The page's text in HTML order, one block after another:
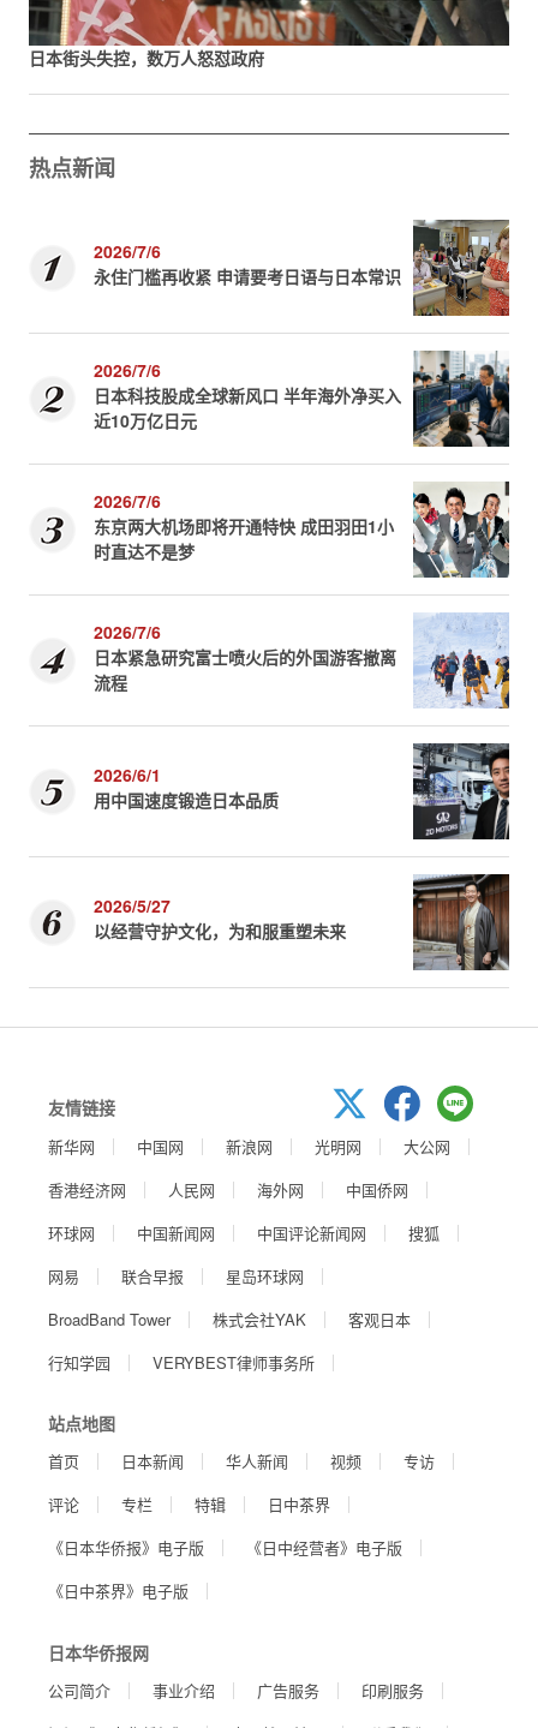
日本街头失控，数万人怒怼政府
热点新闻
2026/7/6
永住门槛再收紧 申请要考日语与日本常识
2026/7/6
日本科技股成全球新风口 半年海外净买入
近10万亿日元
2026/7/6
东京两大机场即将开通特快 成田羽田1小
时直达不是梦
2026/7/6
日本紧急研究富士喷火后的外国游客撤离
流程
2026/6/1
用中国速度锻造日本品质
2026/5/27
以经营守护文化，为和服重塑未来
友情链接
新华网 中国网 新浪网 光明网
大公网
香港经济网
人民网 海外网
中国侨网
环球网
中国新闻网 中国评论新闻网
搜狐
网易
联合早报
星岛环球网
BroadBand Tower
株式会社YAK
客观日本
行知学园
VERYBEST律师事务所
站点地图
首页 日本新闻 华人新闻 视频
专访
评论
专栏 特辑
日中茶界
《日本华侨报》电子版
《日中经营者》电子版
《日中茶界》电子版
日本华侨报网
公司简介 事业介绍 广告服务
印刷服务